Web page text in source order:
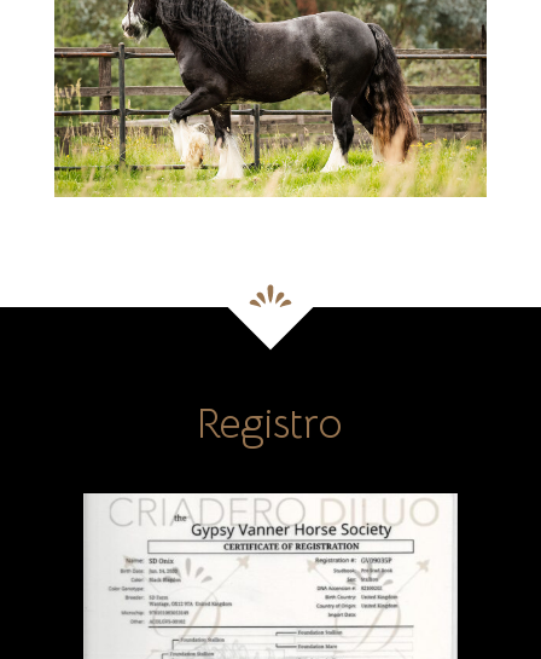
Registro